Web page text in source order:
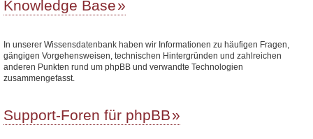
Knowledge Base
In unserer Wissensdatenbank haben wir Informationen zu häufigen Fragen,
gängigen Vorgehensweisen, technischen Hintergründen und zahlreichen
anderen Punkten rund um phpBB und verwandte Technologien
zusammengefasst.
Support-Foren für phpBB